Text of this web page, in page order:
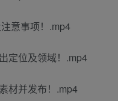
意事项！.mp4
定位及领域！.mp4
材并发布！.mp4